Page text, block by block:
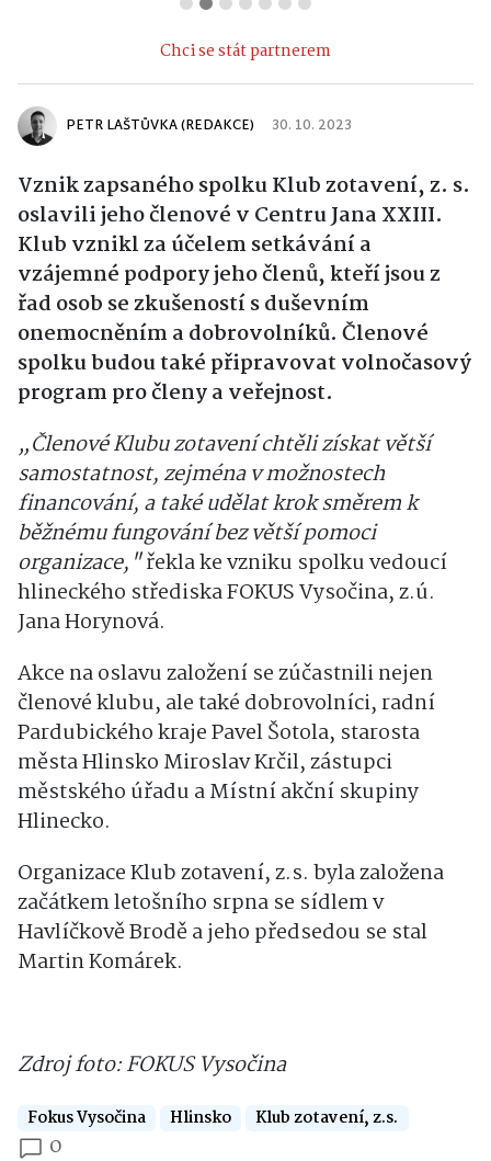
Chci se stát partnerem
PETR LAŠTŮVKA (REDAKCE) 30. 10. 2023
Vznik zapsaného spolku Klub zotavení, z. s.
oslavili jeho členové v Centru Jana XXIII.
Klub vznikl za účelem setkávání a
vzájemné podpory jeho členů, kteří jsou z
řad osob se zkušeností s duševním
onemocněním a dobrovolníků. Členové
spolku budou také připravovat volnočasový
program pro členy a veřejnost.
„Členové Klubu zotavení chtěli získat větší
samostatnost, zejména v možnostech
financování, a také udělat krok směrem k
běžnému fungování bez větší pomoci
organizace,"řekla ke vzniku spolku vedoucí
hlineckého střediska FOKUS Vysočina, z.ú.
Jana Horynová.
Akce na oslavu založení se zúčastnili nejen
členové klubu, ale také dobrovolníci, radní
Pardubického kraje Pavel Šotola, starosta
města Hlinsko Miroslav Krčil, zástupci
městského úřadu a Místní akční skupiny
Hlinecko.
Organizace Klub zotavení, z.s. byla založena
začátkem letošního srpna se sídlem v
Havlíčkově Brodě a jeho předsedou se stal
Martin Komárek.
Zdroj foto: FOKUS Vysočina
Fokus Vysočina Hlinsko Klub zotavení, z.s.
0